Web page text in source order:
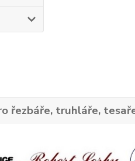
řezbáře, truhláře,